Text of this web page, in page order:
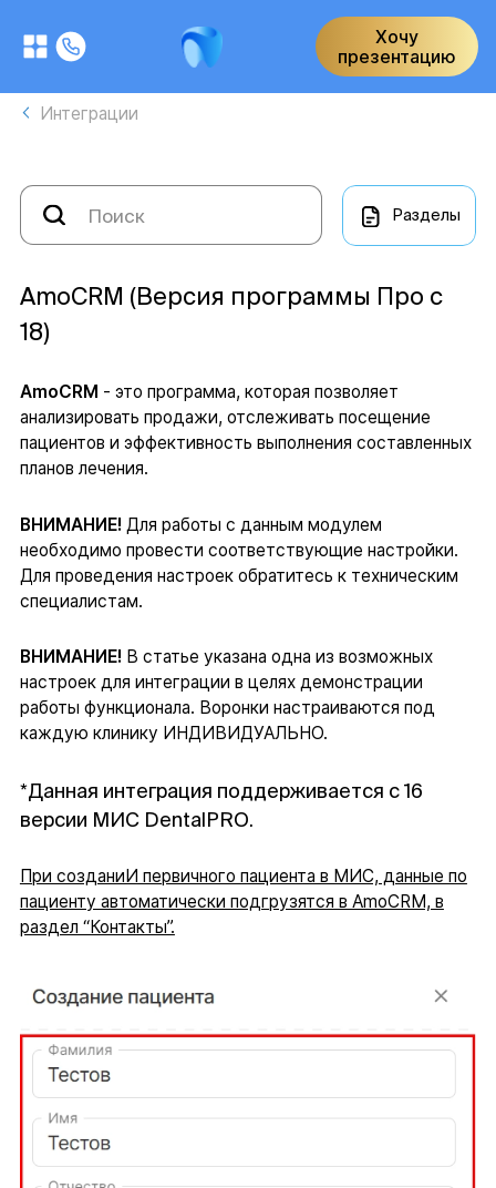
Хочу
презентацию
Интеграции
Разделы
AmoCRM (Версия программы Про с
18)
AmoCRM - это программа, которая позволяет
анализировать продажи, отслеживать посещение
пациентов и эффективность выполнения составленных
планов лечения.
ВНИМАНИЕ! Для работы с данным модулем
необходимо провести соответствующие настройки.
Для проведения настроек обратитесь к техническим
специалистам.
ВНИМАНИЕ! В статье указана одна из возможных
настроек для интеграции в целях демонстрации
работы функционала. Воронки настраиваются под
каждую клинику ИНДИВИДУАЛЬНО.
*Данная интеграция поддерживается с 16
версии МИС DentalPRO.
При созданиИ первичного пациента в МИС, данные по
пациенту автоматически подгрузятся в AmoCRM, в
раздел “Контакты”.